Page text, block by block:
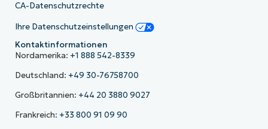
CA-Datenschutzrechte
Ihre Datenschutzeinstellungen
Kontaktinformationen
Nordamerika: +1 888 542-8339
Deutschland: +49 30-76758700
Großbritannien: +44 20 3880 9027
Frankreich: +33 800 91 09 90